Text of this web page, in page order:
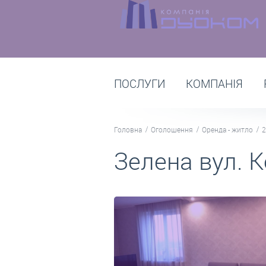
ПОСЛУГИ КОМПАНІЯ
Головна Оголошення Оренда - житло
Зелена вул.